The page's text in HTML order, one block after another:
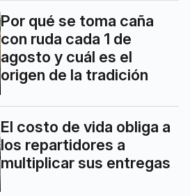
Por qué se toma caña
con ruda cada 1 de
agosto y cuál es el
origen de la tradición
El costo de vida obliga a
los repartidores a
multiplicar sus entregas